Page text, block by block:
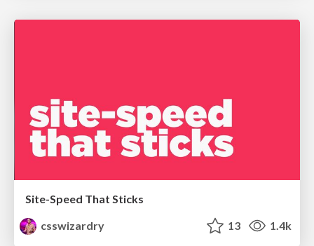
Site-Speed That Sticks
csswizardry
13 1.4k